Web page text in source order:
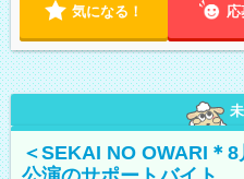
気になる！ 応
＜SEKAI NO OWARI＊